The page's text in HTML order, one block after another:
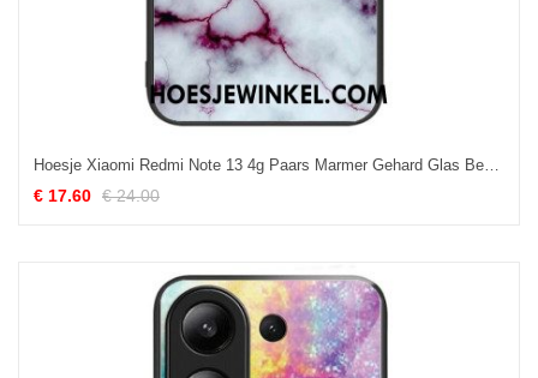
Hoesje Xiaomi Redmi Note 13 4g Paars Marmer Gehard Glas Bescherming Hoesje
€ 17.60 € 24.00